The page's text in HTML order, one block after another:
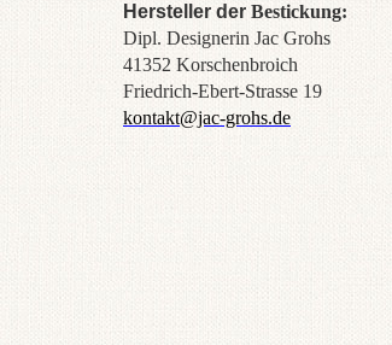
Hersteller der Bestickung:
Dipl. Designerin Jac Grohs
41352 Korschenbroich
Friedrich-Ebert-Strasse 19
kontakt@jac-grohs.de